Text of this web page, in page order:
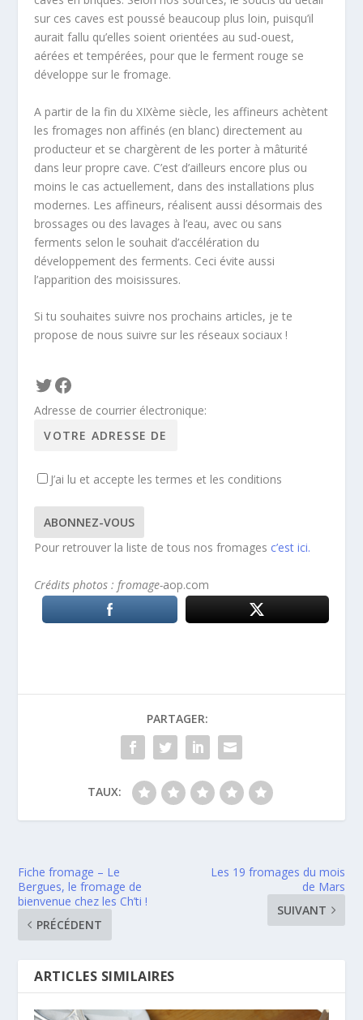
sur ces caves est poussé beaucoup plus loin, puisqu’il
aurait fallu qu’elles soient orientées au sud-ouest,
aérées et tempérées, pour que le ferment rouge se
développe sur le fromage.
A partir de la fin du XIXème siècle, les affineurs achètent
les fromages non affinés (en blanc) directement au
producteur et se chargèrent de les porter à mâturité
dans leur propre cave. C’est d’ailleurs encore plus ou
moins le cas actuellement, dans des installations plus
modernes. Les affineurs, réalisent aussi désormais des
brossages ou des lavages à l’eau, avec ou sans
ferments selon le souhait d’accélération du
développement des ferments. Ceci évite aussi
l’apparition des moisissures.
Si tu souhaites suivre nos prochains articles, je te
propose de nous suivre sur les réseaux sociaux !
Twitter Facebook
Adresse de courrier électronique:
J’ai lu et accepte les termes et les conditions
Pour retrouver la liste de tous nos fromages c’est ici.
Crédits photos : fromage-aop.com
PARTAGER:
TAUX:
Fiche fromage – Le
Bergues, le fromage de
bienvenue chez les Ch’ti !
PRÉCÉDENT
Les 19 fromages du mois
de Mars
SUIVANT
ARTICLES SIMILAIRES